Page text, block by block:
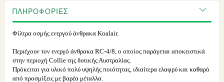
ΠΛΗΡΟΦΟΡΊΕΣ
Φίλτρα οσμής ενεργού άνθρακα Koalair.
Περιέχουν τον ενεργό άνθρακα RC-4/8, ο οποίος παράγεται αποκειστικά
στην περιοχή Collie της δυτικής Αυστραλίας.
Πρόκειται για υλικό πολύ υψηλής ποιότητας, ιδιαίτερα ελαφρύ και καθαρό
από προσμίξεις με βαρέα μέταλλα.